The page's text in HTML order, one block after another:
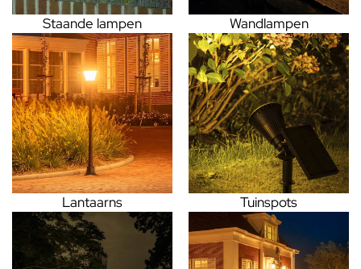
Staande lampen Wandlampen
Lantaarns Tuinspots